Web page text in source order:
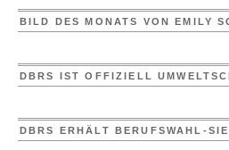
BILD DES MONATS VON EMILY
DBRS IST OFFIZIELL
DBRS ERHÄLT BERUFSWAHL-